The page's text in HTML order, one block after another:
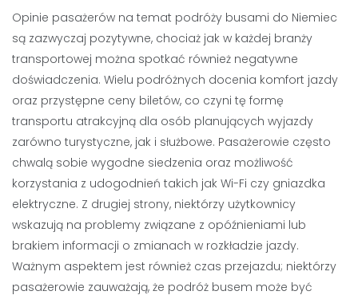
Opinie pasażerów na temat podróży busami do Niemiec
są zazwyczaj pozytywne, chociaż jak w każdej branży
transportowej można spotkać również negatywne
doświadczenia. Wielu podróżnych docenia komfort jazdy
oraz przystępne ceny biletów, co czyni tę formę
transportu atrakcyjną dla osób planujących wyjazdy
zarówno turystyczne, jak i służbowe. Pasażerowie często
chwalą sobie wygodne siedzenia oraz możliwość
korzystania z udogodnień takich jak Wi-Fi czy gniazdka
elektryczne. Z drugiej strony, niektórzy użytkownicy
wskazują na problemy związane z opóźnieniami lub
brakiem informacji o zmianach w rozkładzie jazdy.
Ważnym aspektem jest również czas przejazdu; niektórzy
pasażerowie zauważają, że podróż busem może być